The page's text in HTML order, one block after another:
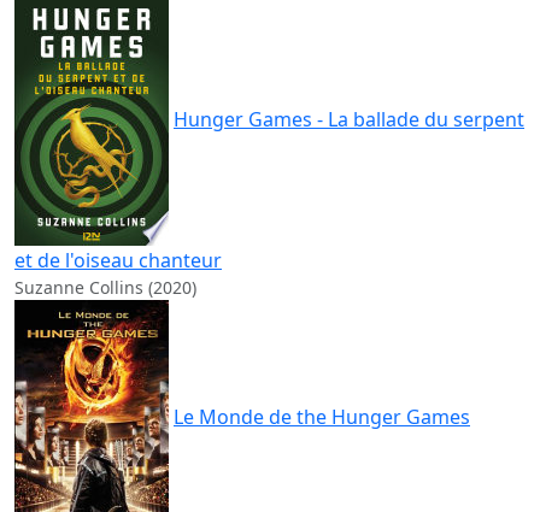
Hunger Games - La ballade du serpent
et de l'oiseau chanteur
Suzanne Collins (2020)
Le Monde de the Hunger Games